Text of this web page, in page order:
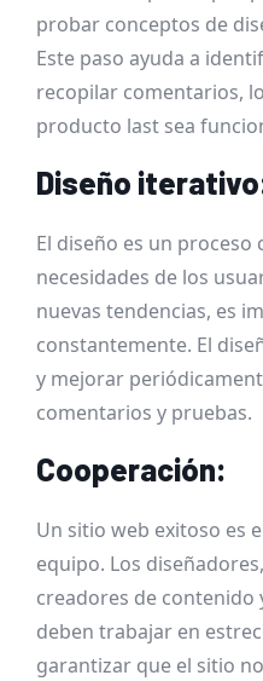
probar conceptos de
Este paso ayuda a
recopilar comentarios,
producto last sea
Diseño
El diseño es un proceso
necesidades de los
nuevas tendencias, es
constantemente. El
y mejorar
comentarios y pruebas.
Cooperación:
Un sitio web exitoso es
equipo. Los
creadores de contenido
deben trabajar en
garantizar que el sitio